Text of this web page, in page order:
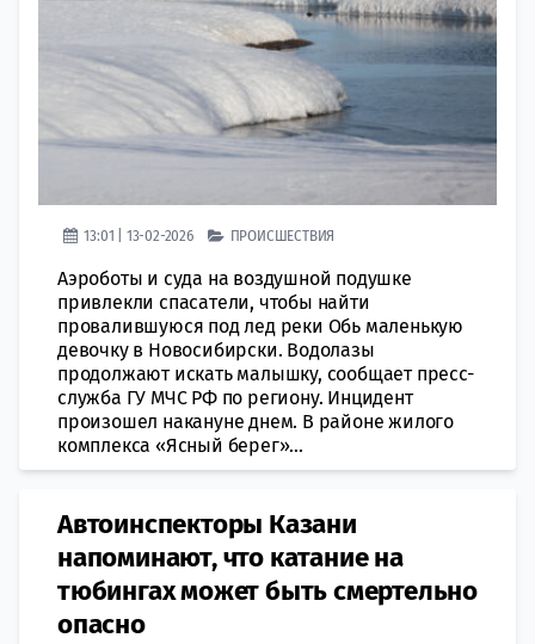
13:01 | 13-02-2026 ПРОИСШЕСТВИЯ
Аэроботы и суда на воздушной подушке
привлекли спасатели, чтобы найти
провалившуюся под лед реки Обь маленькую
девочку в Новосибирски. Водолазы
продолжают искать малышку, сообщает пресс-
служба ГУ МЧС РФ по региону. Инцидент
произошел накануне днем. В районе жилого
комплекса «Ясный берег»...
Автоинспекторы Казани
напоминают, что катание на
тюбингах может быть смертельно
опасно